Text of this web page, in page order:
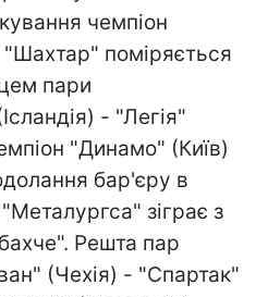
чемпіон
поміряється
пари
- "Легія"
"Динамо" (Київ)
бар'єру в
зіграє з
Решта пар
(Чехія) - "Спартак"